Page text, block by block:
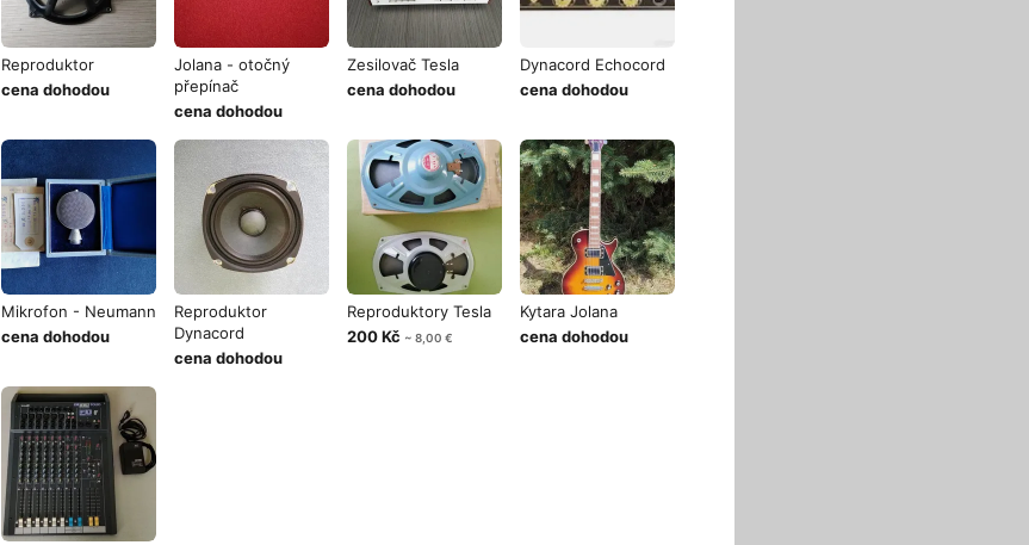
Reproduktor
cena dohodou
Jolana - otočný
přepínač
cena dohodou
Zesilovač Tesla
cena dohodou
Dynacord Echocord
cena dohodou
Mikrofon - Neumann
cena dohodou
Reproduktor
Dynacord
cena dohodou
Reproduktory Tesla
200 Kč ~ 8,00 €
Kytara Jolana
cena dohodou